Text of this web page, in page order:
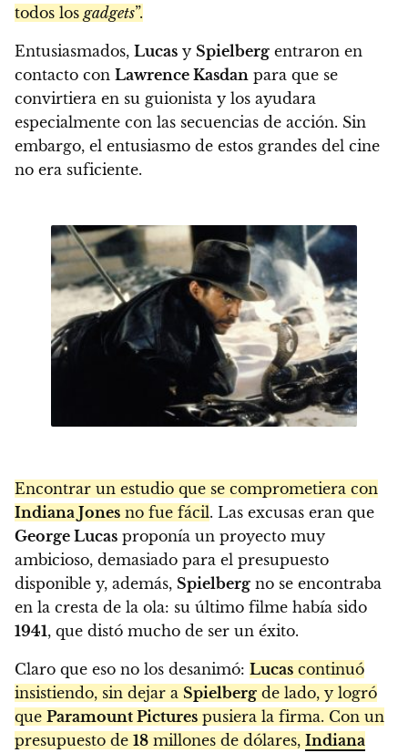
todos los gadgets”.
Entusiasmados, Lucas y Spielberg entraron en
contacto con Lawrence Kasdan para que se
convirtiera en su guionista y los ayudara
especialmente con las secuencias de acción. Sin
embargo, el entusiasmo de estos grandes del cine
no era suficiente.
Encontrar un estudio que se comprometiera con
Indiana Jones no fue fácil. Las excusas eran que
George Lucas proponía un proyecto muy
ambicioso, demasiado para el presupuesto
disponible y, además, Spielberg no se encontraba
en la cresta de la ola: su último filme había sido
1941, que distó mucho de ser un éxito.
Claro que eso no los desanimó: Lucas continuó
insistiendo, sin dejar a Spielberg de lado, y logró
que Paramount Pictures pusiera la firma. Con un
presupuesto de 18 millones de dólares, Indiana